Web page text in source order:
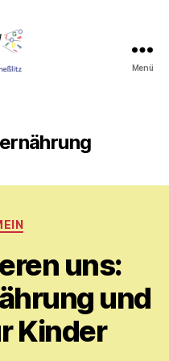
Menü
ernährung
uns:
und
Kinder
V
o
n
M
y
ri